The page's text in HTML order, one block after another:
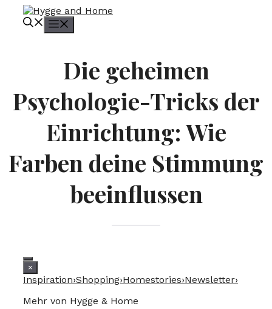
Zum
Inhalt
springen
Die geheimen
Psychologie-Tricks der
Einrichtung: Wie
Farben deine Stimmung
beeinflussen
×
Inspiration›Shopping›Homestories›Newsletter›
Mehr von Hygge & Home